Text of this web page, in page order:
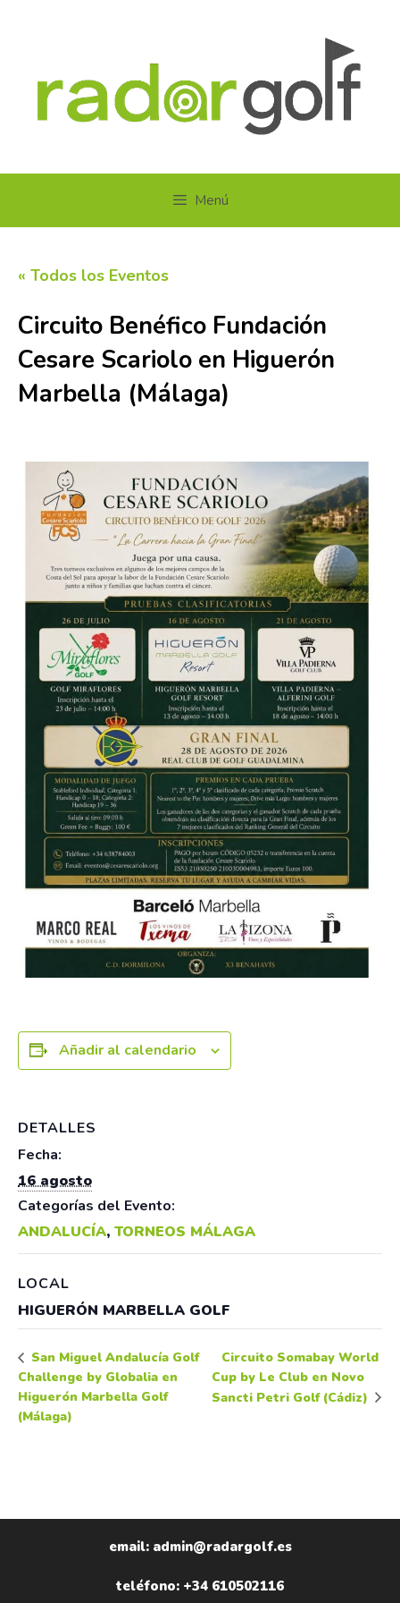
Menú
« Todos los Eventos
Circuito Benéfico Fundación
Cesare Scariolo en Higuerón
Marbella (Málaga)
Añadir al calendario
DETALLES
Fecha:
16 agosto
Categorías del Evento:
ANDALUCÍA, TORNEOS MÁLAGA
LOCAL
HIGUERÓN MARBELLA GOLF
San Miguel Andalucía Golf
Challenge by Globalia en
Higuerón Marbella Golf
(Málaga)
Circuito Somabay World
Cup by Le Club en Novo
Sancti Petri Golf (Cádiz)
email: admin@radargolf.es
teléfono: +34 610502116